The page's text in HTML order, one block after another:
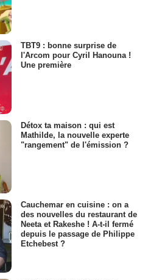
TBT9 : bonne surprise de
l'Arcom pour Cyril Hanouna !
Une première
Détox ta maison : qui est
Mathilde, la nouvelle experte
"rangement" de l'émission ?
Cauchemar en cuisine : on a
des nouvelles du restaurant de
Neeta et Rakeshe ! A-t-il fermé
depuis le passage de Philippe
Etchebest ?